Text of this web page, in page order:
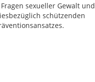
sexueller Gewalt und
schützenden